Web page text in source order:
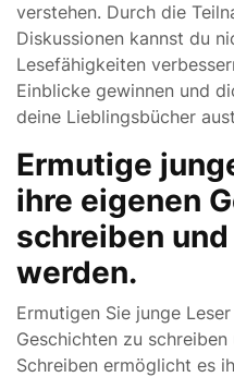
verstehen. Durch die
Diskussionen kannst du
Lesefähigkeiten
Einblicke gewinnen und
deine Lieblingsbücher
Ermutige
ihre eigenen
schreiben
werden.
Ermutigen Sie junge
Geschichten zu
Schreiben ermöglicht es